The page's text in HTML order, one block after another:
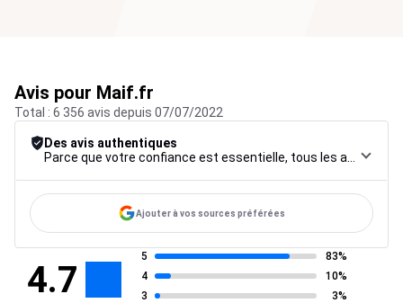
Avis pour Maif.fr
Total : 6 356 avis depuis 07/07/2022
Des avis authentiques
Ajouter à vos sources préférées
4.7
5
83%
4
10%
3
3%